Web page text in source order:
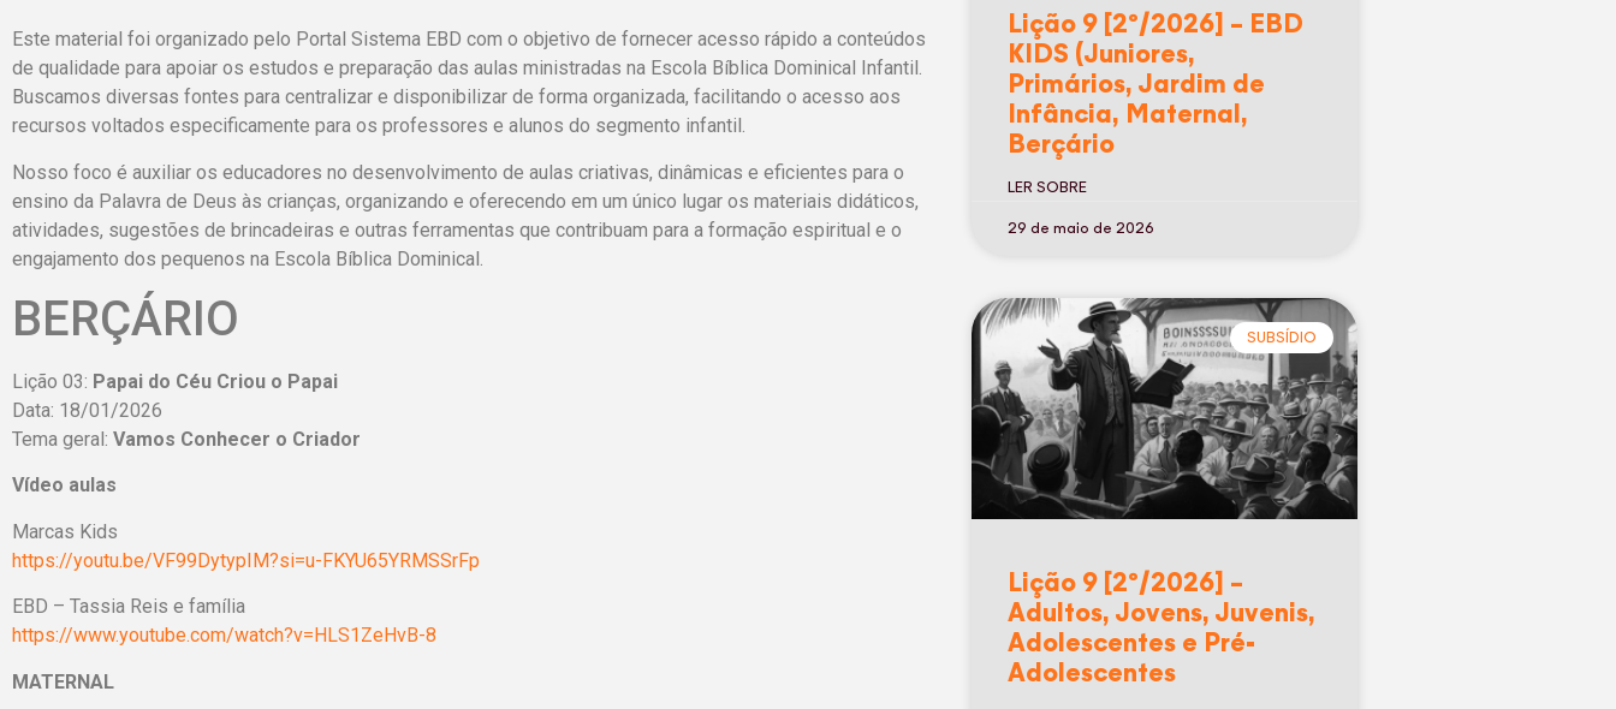
Este material foi organizado pelo Portal Sistema EBD com o objetivo de fornecer acesso rápido a conteúdos
de qualidade para apoiar os estudos e preparação das aulas ministradas na Escola Bíblica Dominical Infantil.
Buscamos diversas fontes para centralizar e disponibilizar de forma organizada, facilitando o acesso aos
recursos voltados especificamente para os professores e alunos do segmento infantil.
Nosso foco é auxiliar os educadores no desenvolvimento de aulas criativas, dinâmicas e eficientes para o
ensino da Palavra de Deus às crianças, organizando e oferecendo em um único lugar os materiais didáticos,
atividades, sugestões de brincadeiras e outras ferramentas que contribuam para a formação espiritual e o
engajamento dos pequenos na Escola Bíblica Dominical.
BERÇÁRIO
Lição 03: Papai do Céu Criou o Papai
Data: 18/01/2026
Tema geral: Vamos Conhecer o Criador
Vídeo aulas
Marcas Kids
https://youtu.be/VF99DytypIM?si=u-FKYU65YRMSSrFp
EBD – Tassia Reis e família
https://www.youtube.com/watch?v=HLS1ZeHvB-8
MATERNAL
Lição 9 [2º/2026] – EBD
KIDS (Juniores,
Primários, Jardim de
Infância, Maternal,
Berçário
LER SOBRE
29 de maio de 2026
SUBSÍDIO
Lição 9 [2º/2026] –
Adultos, Jovens, Juvenis,
Adolescentes e Pré-
Adolescentes